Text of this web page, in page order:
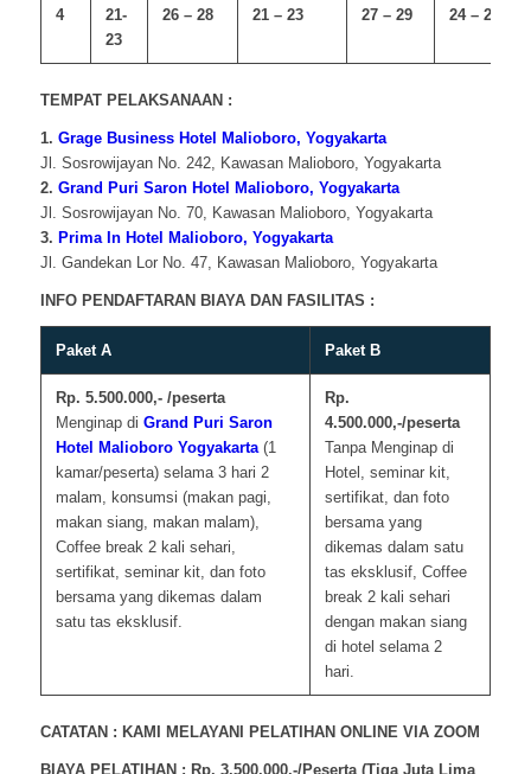
4
21-
23
26 – 28 21 – 23 27 – 29 24 – 26
TEMPAT PELAKSANAAN :
1. Grage Business Hotel Malioboro, Yogyakarta
Jl. Sosrowijayan No. 242, Kawasan Malioboro, Yogyakarta
2. Grand Puri Saron Hotel Malioboro, Yogyakarta
Jl. Sosrowijayan No. 70, Kawasan Malioboro, Yogyakarta
3. Prima In Hotel Malioboro, Yogyakarta
Jl. Gandekan Lor No. 47, Kawasan Malioboro, Yogyakarta
INFO PENDAFTARAN BIAYA DAN FASILITAS :
Paket A Paket B
Rp. 5.500.000,- /peserta
Menginap di Grand Puri Saron
Hotel Malioboro Yogyakarta(1
kamar/peserta) selama 3 hari 2
malam, konsumsi (makan pagi,
makan siang, makan malam),
Coffee break 2 kali sehari,
sertifikat, seminar kit, dan foto
bersama yang dikemas dalam
satu tas eksklusif.
Rp.
4.500.000,-/peserta
Tanpa Menginap di
Hotel, seminar kit,
sertifikat, dan foto
bersama yang
dikemas dalam satu
tas eksklusif, Coffee
break 2 kali sehari
dengan makan siang
di hotel selama 2
hari.
CATATAN : KAMI MELAYANI PELATIHAN ONLINE VIA ZOOM
BIAYA PELATIHAN : Rp. 3.500.000,-/Peserta (Tiga Juta Lima